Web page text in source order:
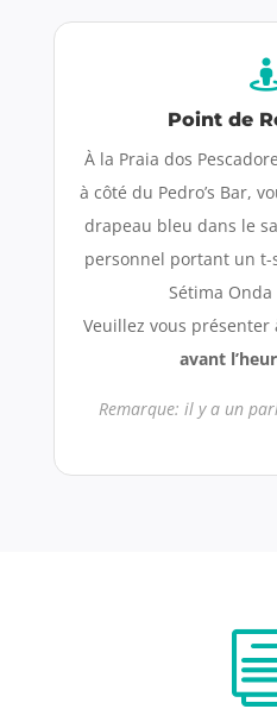
Point de
À la Praia dos
à côté du Pedro’s Bar,
drapeau bleu dans le
personnel portant un t-
Sétima
Veuillez vous présenter
avant
Remarque: il y a un